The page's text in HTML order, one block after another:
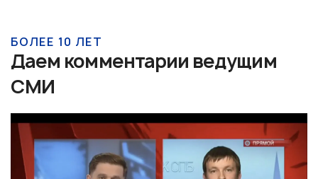
БОЛЕЕ 10 ЛЕТ
Даем комментарии ведущим
СМИ